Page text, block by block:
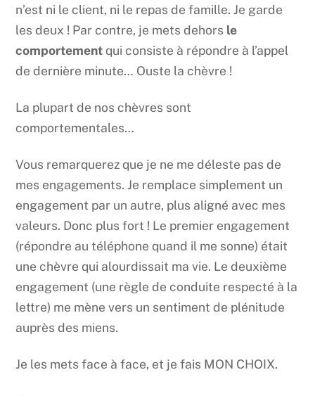
n’est ni le client, ni le repas de famille. Je garde
les deux ! Par contre, je mets dehors le
comportementqui consiste à répondre à l’appel
de dernière minute… Ouste la chèvre !
La plupart de nos chèvres sont
comportementales…
Vous remarquerez que je ne me déleste pas de
mes engagements. Je remplace simplement un
engagement par un autre, plus aligné avec mes
valeurs. Donc plus fort ! Le premier engagement
(répondre au téléphone quand il me sonne) était
une chèvre qui alourdissait ma vie. Le deuxième
engagement (une règle de conduite respecté à la
lettre) me mène vers un sentiment de plénitude
auprès des miens.
Je les mets face à face, et je fais MON CHOIX.